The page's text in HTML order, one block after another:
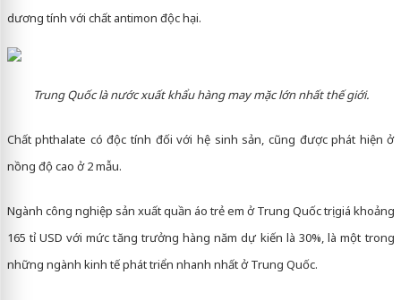
dương tính với chất antimon độc hại.
Trung Quốc là nước xuất khẩu hàng may mặc lớn nhất thế giới.
Chất phthalate có độc tính đối với hệ sinh sản, cũng được phát hiện ở
nồng độ cao ở 2 mẫu.
Ngành công nghiệp sản xuất quần áo trẻ em ở Trung Quốc trị giá khoảng
165 tỉ USD với mức tăng trưởng hàng năm dự kiến là 30%, là một trong
những ngành kinh tế phát triển nhanh nhất ở Trung Quốc.